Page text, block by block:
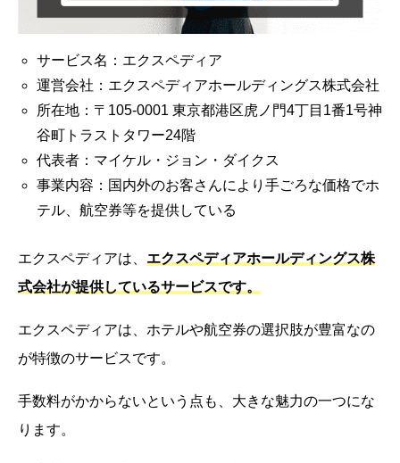
サービス名：エクスペディア
運営会社：エクスペディアホールディングス株式会社
所在地：〒105-0001 東京都港区虎ノ門4丁目1番1号神
谷町トラストタワー24階
代表者：マイケル・ジョン・ダイクス
事業内容：国内外のお客さんにより手ごろな価格でホ
テル、航空券等を提供している
エクスペディアは、 エクスペディアホールディングス株
式会社が提供しているサービスです。
エクスペディアは、ホテルや航空券の選択肢が豊富なの
が特徴のサービスです。
手数料がかからないという点も、大きな魅力の一つにな
ります。